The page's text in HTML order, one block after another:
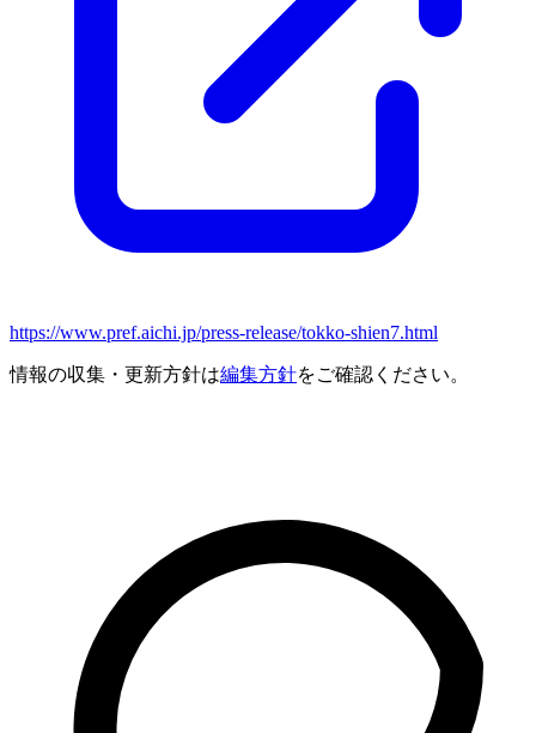
https://www.pref.aichi.jp/press-release/tokko-shien7.html
情報の収集・更新方針は編集方針をご確認ください。